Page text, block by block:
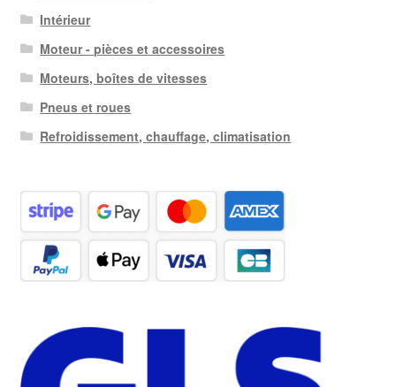
Intérieur
Moteur - pièces et accessoires
Moteurs, boîtes de vitesses
Pneus et roues
Refroidissement, chauffage, climatisation